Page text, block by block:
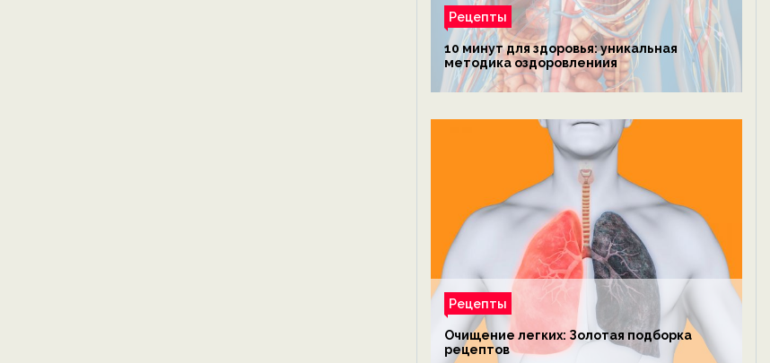
Рецепты
10 минут для здоровья: уникальная
методика оздоровлениия
Рецепты
Очищение легких: Золотая подборка
рецептов